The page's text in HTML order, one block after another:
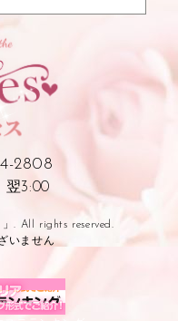
2808
翌3:00
. All rights reserved.
いません